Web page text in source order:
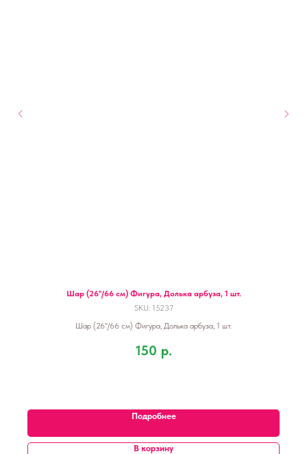
Шар (26''/66 см) Фигура, Долька арбуза, 1 шт.
SKU: 15237
Шар (26''/66 см) Фигура, Долька арбуза, 1 шт.
150 р.
Подробнее
В корзину